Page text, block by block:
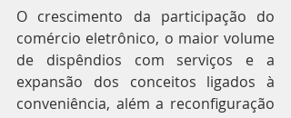
O crescimento da participação do
comércio eletrônico, o maior volume
de dispêndios com serviços e a
expansão dos conceitos ligados à
conveniência, além a reconfiguração